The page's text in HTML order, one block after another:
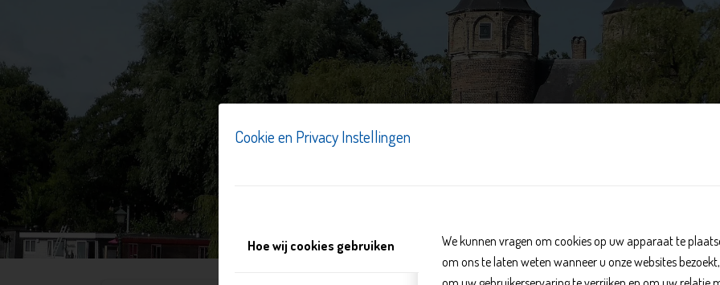
Cookie en Privacy Instellingen
Hoe wij cookies gebruiken
We kunnen vragen om cookies op uw apparaat te
om ons te laten weten wanneer u onze websites